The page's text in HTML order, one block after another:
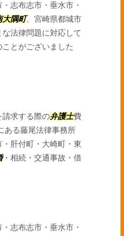
志布志市・垂水市・
大隅町、宮崎県都城市
法律問題に対応して
とがございました
請求する際の弁護士費
ある藤尾法律事務所
肝付町・大崎町・東
・相続・交通事故・借
志布志市・垂水市・